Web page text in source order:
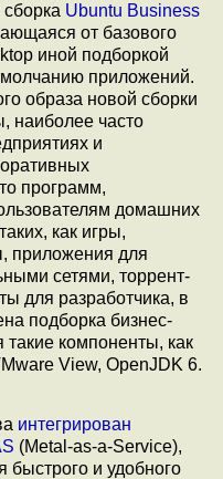
Ubuntu Business
от базового
иной подборкой
приложений.
образа новой сборки
наиболее часто
и
программ,
домашних
как игры,
приложения для
сетями, торрент-
для разработчика, в
подборка бизнес-
компоненты, как
View, OpenJDK 6.
интегрирован
(Metal-as-a-Service),
быстрого и удобного